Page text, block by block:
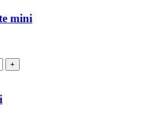
mini